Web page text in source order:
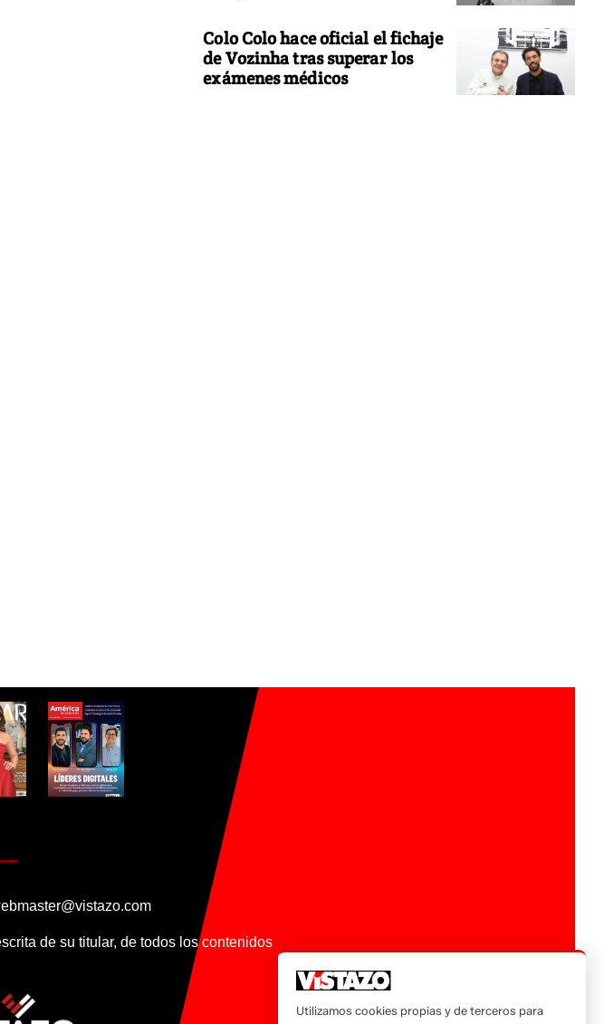
Colo Colo hace oficial el fichaje
de Vozinha tras superar los
exámenes médicos
de su titular, de todos los contenidos
Utilizamos cookies propias y de terceros para